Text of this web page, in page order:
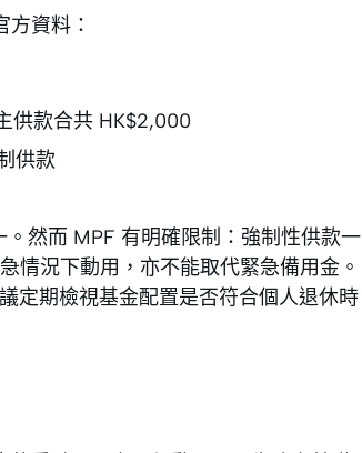
資料：
供款合共 HK$2,000
供款
然而 MPF 有明確限制：強制性供款一
情況下動用，亦不能取代緊急備用金。
定期檢視基金配置是否符合個人退休時